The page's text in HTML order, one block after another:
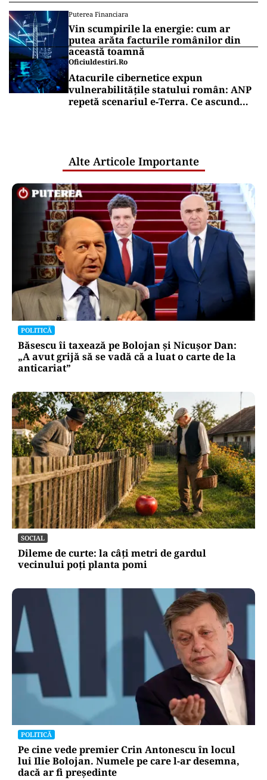
Puterea Financiara
Vin scumpirile la energie: cum ar
putea arăta facturile românilor din
această toamnă
Oficiuldestiri.ro
Atacurile cibernetice expun
vulnerabilitățile statului român: ANP
repetă scenariul e‑Terra. Ce ascund
Alte Articole Importante
POLITICĂ
Băsescu îi taxează pe Bolojan și Nicușor Dan:
„A avut grijă să se vadă că a luat o carte de la
anticariat”
SOCIAL
Dileme de curte: la câți metri de gardul
vecinului poți planta pomi
POLITICĂ
Pe cine vede premier Crin Antonescu în locul
lui Ilie Bolojan. Numele pe care l-ar desemna,
dacă ar fi președinte